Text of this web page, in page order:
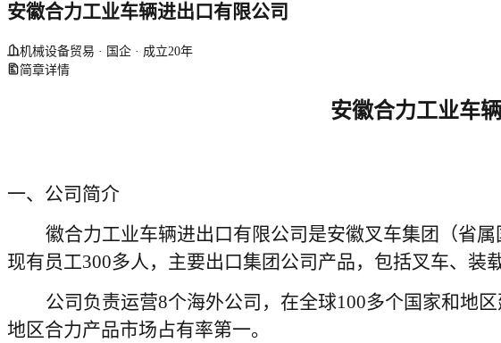
安徽合力工业车辆进出口有限公司
机械设备贸易 · 国企 · 成立20年
简章详情
安徽合力工业车
一、公司简介
徽合力工业车辆进出口有限公司是安徽叉车集团（省
现有员工300多人，主要出口集团公司产品，包括叉车、装
公司负责运营8个海外公司，在全球100多个国家和地
地区合力产品市场占有率第一。